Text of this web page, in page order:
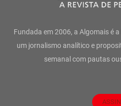
Fundada em 2006, a Algomais é
um jornalismo analítico e
semanal com pautas